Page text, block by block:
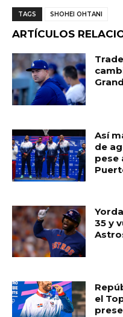
c
e
b
o
o
k
a
ts
A
p
p
l
TAGS SHOHEI OHTANI
ARTÍCULOS
Así
de
pese
35 y
el